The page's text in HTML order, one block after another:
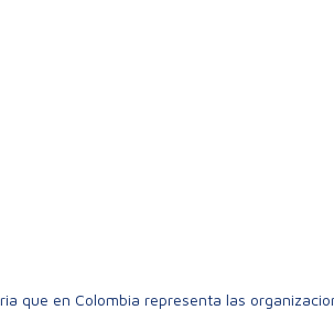
que en Colombia representa las